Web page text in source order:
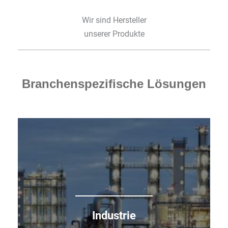
Wir sind Hersteller
unserer Produkte
Branchenspezifische Lösungen
Industrie
Industrieanlagen und
Maschinen drahtlos
überwachen und warten
Fernüberwachung mit Hilfe von Mobilfunk-
Routern